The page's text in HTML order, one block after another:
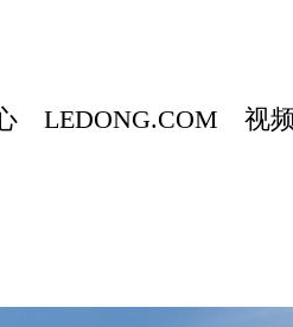
LEDONG.COM 视